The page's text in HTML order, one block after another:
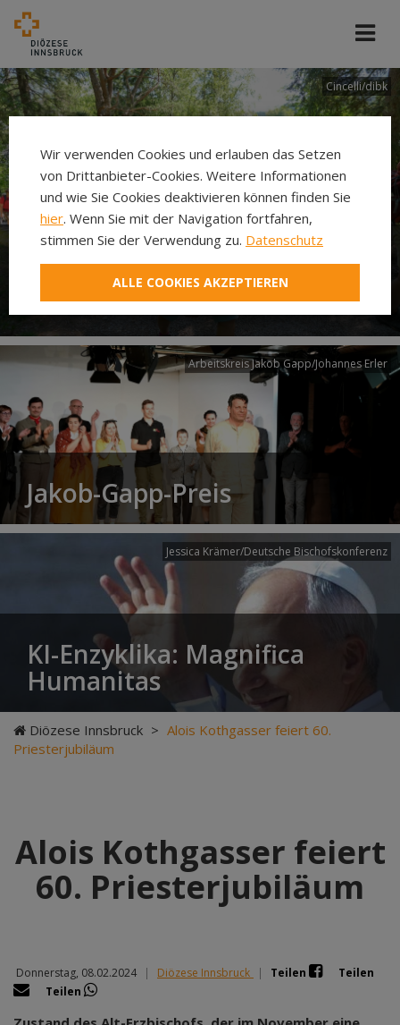
Cincelli/dibk
Neuer Pilgerweg Via
Laudato si’
Arbeitskreis Jakob Gapp/Johannes Erler
Jakob-Gapp-Preis
Jessica Krämer/Deutsche Bischofskonferenz
KI-Enzyklika: Magnifica
Humanitas
Diözese Innsbruck > Alois Kothgasser feiert 60.
Priesterjubiläum
Alois Kothgasser feiert
60. Priesterjubiläum
Donnerstag, 08.02.2024 | Diözese Innsbruck | Teilen
Teilen
Teilen
Wir verwenden Cookies und erlauben das Setzen
von Drittanbieter-Cookies. Weitere Informationen
und wie Sie Cookies deaktivieren können finden Sie
hier. Wenn Sie mit der Navigation fortfahren,
stimmen Sie der Verwendung zu. Datenschutz
ALLE COOKIES AKZEPTIEREN